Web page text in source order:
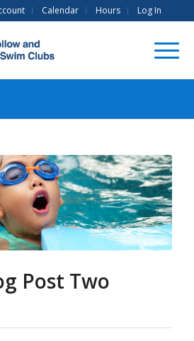
Calendar Hours Log In
Post Two